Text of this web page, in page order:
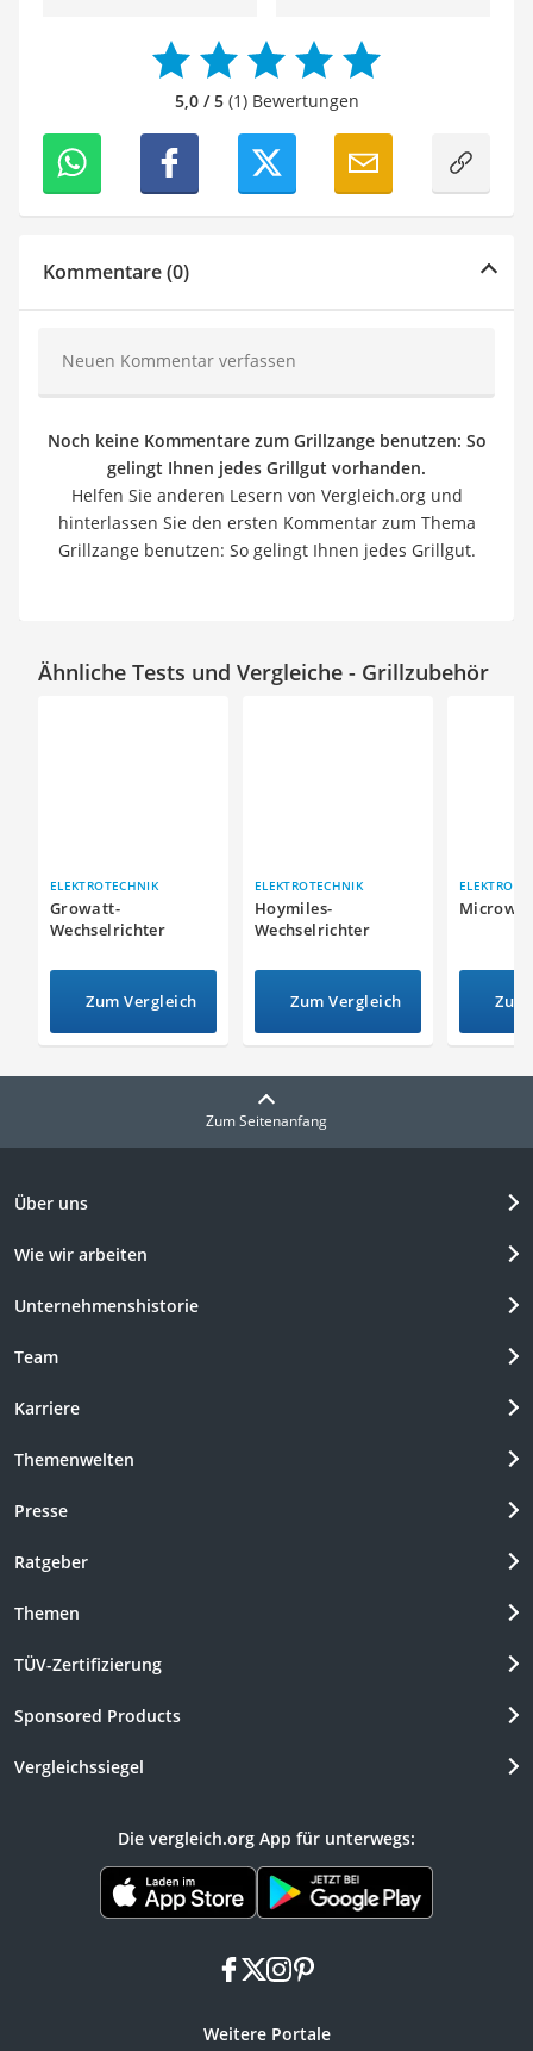
5,0 / 5(1) Bewertungen
Kommentare (0)
Neuen Kommentar verfassen
Noch keine Kommentare zum Grillzange benutzen: So
gelingt Ihnen jedes Grillgut vorhanden.
Helfen Sie anderen Lesern von Vergleich.org und
hinterlassen Sie den ersten Kommentar zum Thema
Grillzange benutzen: So gelingt Ihnen jedes Grillgut.
Ähnliche Tests und Vergleiche - Grillzubehör
ELEKTROTECHNIK
Growatt-
Wechselrichter
Zum Vergleich
ELEKTROTECHNIK
Hoymiles-
Wechselrichter
Zum Vergleich
Zum Seitenanfang
Über uns
Wie wir arbeiten
Unternehmenshistorie
Team
Karriere
Themenwelten
Presse
Ratgeber
Themen
TÜV-Zertifizierung
Sponsored Products
Vergleichssiegel
Die vergleich.org App für unterwegs:
facebook
x instagram
pinterest
Weitere Portale